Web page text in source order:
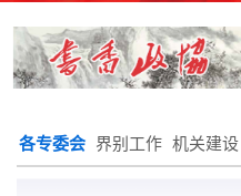
各专委会 界别工作 机关建设